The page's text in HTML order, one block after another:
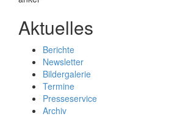
Aktuelles
Berichte
Newsletter
Bildergalerie
Termine
Presseservice
Archiv